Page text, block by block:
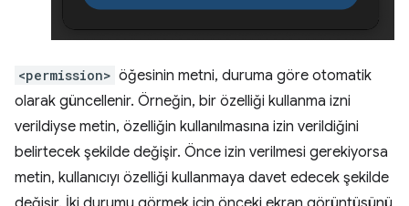
<permission> öğesinin metni, duruma göre otomatik
olarak güncellenir. Örneğin, bir özelliği kullanma izni
verildiyse metin, özelliğin kullanılmasına izin verildiğini
belirtecek şekilde değişir. Önce izin verilmesi gerekiyorsa
metin, kullanıcıyı özelliği kullanmaya davet edecek şekilde